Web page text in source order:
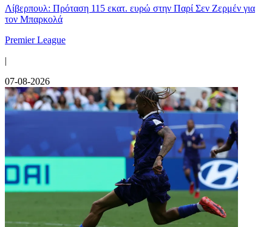
Λίβερπουλ: Πρόταση 115 εκατ. ευρώ στην Παρί Σεν Ζερμέν για
τον Μπαρκολά
Premier League
|
07-08-2026